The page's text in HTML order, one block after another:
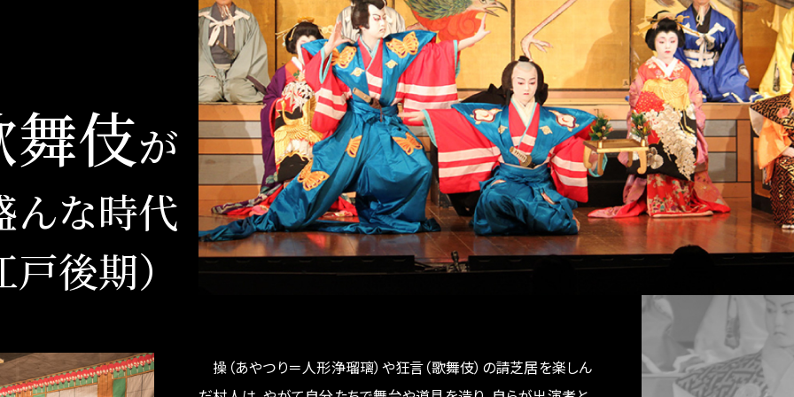
伎が
んな時代
後期）
操（あやつり＝人形浄瑠璃）や狂言（歌舞伎）の請芝居を楽しん